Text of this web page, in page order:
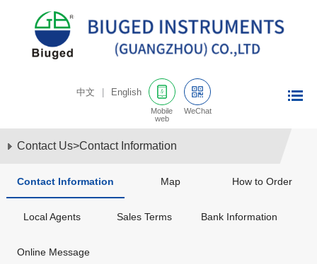
中文 | English
Mobile
web
WeChat
Contact Us>Contact Information
Contact Information Map How to Order
Local Agents Sales Terms Bank Information
Online Message